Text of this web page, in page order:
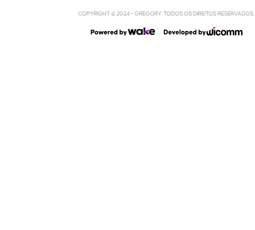
COPYRIGHT © 2024 - GREGORY. TODOS OS DIREITOS RESERVADOS.